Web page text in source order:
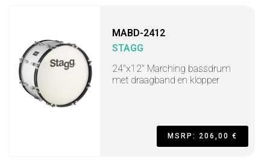
MABD-2412
STAGG
24"x12" Marching bassdrum
met draagband en klopper
MSRP: 206,00 €